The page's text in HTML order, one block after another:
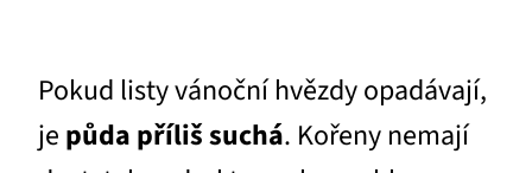
Pokud listy vánoční hvězdy opadávají,
je půda příliš suchá. Kořeny nemají